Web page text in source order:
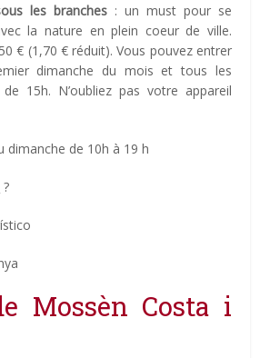
les branches : un must pour se
la nature en plein coeur de ville.
€ (1,70 € réduit). Vous pouvez entrer
dimanche du mois et tous les
15h. N’oubliez pas votre appareil
dimanche de 10h à 19 h
?
Mossèn Costa i